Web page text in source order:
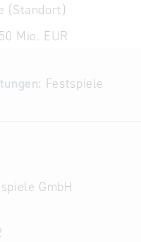
Datenbanken
(Standort)
Mio. EUR
Festspiele
GmbH